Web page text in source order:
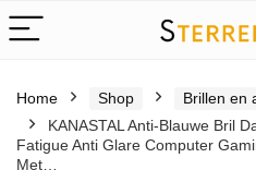
Home Shop Brillen en
KANASTAL Anti-Blauwe Bril
Fatigue Anti Glare Computer
Met…